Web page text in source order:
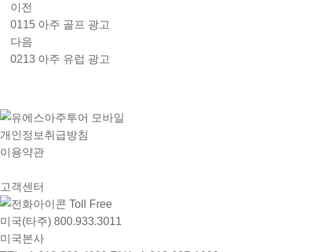
이전
0115 아주 골프 광고
다음
0213 아주 유럽 광고
개인정보취급방침
이용약관
고객센터
Toll Free
미국(타주) 800.933.3011
미국본사